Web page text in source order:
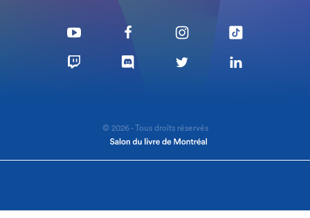
© 2026 - Tous droits réservés